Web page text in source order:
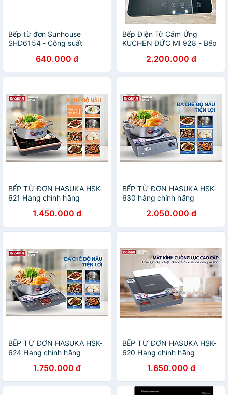
Bếp từ đơn Sunhouse
SHD6154 - Công suất
mức nhiệt - Chế độ hẹn giờ -
Bảo hành 12 tháng, Tặng
kèm nồi lẩu - Hàng chính
640.000 đ
Bếp Điện Từ Cảm Ứng
KUCHEN ĐỨC MI 928 - Bếp
2.200.000 đ
BẾP TỪ ĐƠN HASUKA HSK-
621 Hàng chính hãng
1.450.000 đ
BẾP TỪ ĐƠN HASUKA HSK-
630 hàng chính hãng
2.050.000 đ
BẾP TỪ ĐƠN HASUKA HSK-
624 Hàng chính hãng
1.750.000 đ
BẾP TỪ ĐƠN HASUKA HSK-
620 Hàng chính hãng
1.650.000 đ